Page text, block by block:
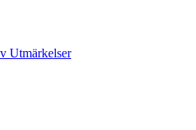
Utmärkelser